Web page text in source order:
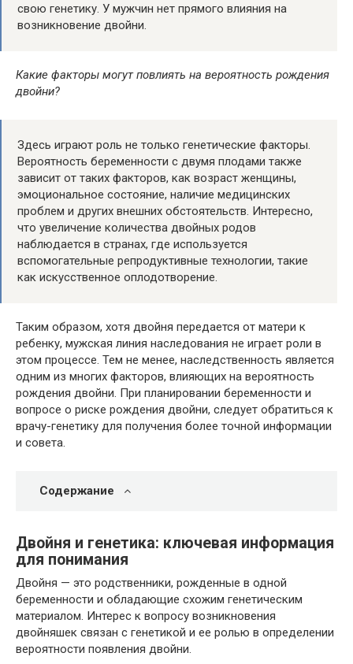
свою генетику. У мужчин нет прямого влияния на
возникновение двойни.
Какие факторы могут повлиять на вероятность рождения
двойни?
Здесь играют роль не только генетические факторы.
Вероятность беременности с двумя плодами также
зависит от таких факторов, как возраст женщины,
эмоциональное состояние, наличие медицинских
проблем и других внешних обстоятельств. Интересно,
что увеличение количества двойных родов
наблюдается в странах, где используется
вспомогательные репродуктивные технологии, такие
как искусственное оплодотворение.
Таким образом, хотя двойня передается от матери к
ребенку, мужская линия наследования не играет роли в
этом процессе. Тем не менее, наследственность является
одним из многих факторов, влияющих на вероятность
рождения двойни. При планировании беременности и
вопросе о риске рождения двойни, следует обратиться к
врачу-генетику для получения более точной информации
и совета.
Содержание
Двойня и генетика: ключевая информация
для понимания
Двойня — это родственники, рожденные в одной
беременности и обладающие схожим генетическим
материалом. Интерес к вопросу возникновения
двойняшек связан с генетикой и ее ролью в определении
вероятности появления двойни.